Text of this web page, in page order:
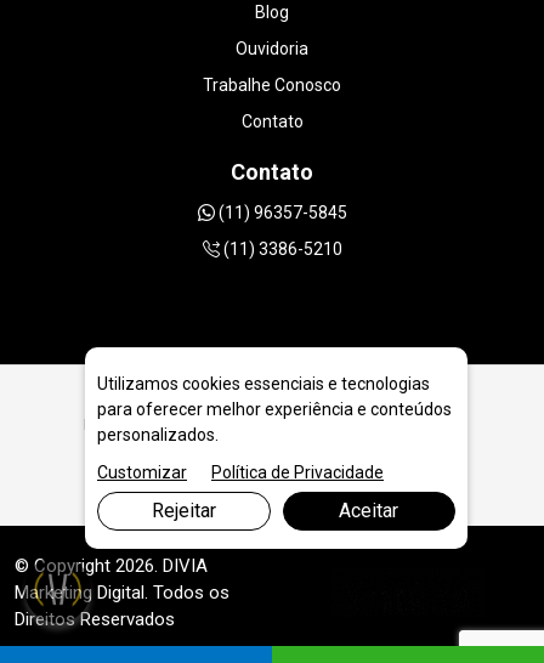
Blog
Ouvidoria
Trabalhe Conosco
Contato
Contato
(11) 96357-5845
(11) 3386-5210
Ferramentas Diamantadas para Geologia e Extração em
© Copyright 2026. DIVIA
Marketing Digital. Todos os
Direitos Reservados
Utilizamos cookies essenciais e tecnologias
para oferecer melhor experiência e conteúdos
personalizados.
Customizar
Política de Privacidade
Rejeitar Aceitar